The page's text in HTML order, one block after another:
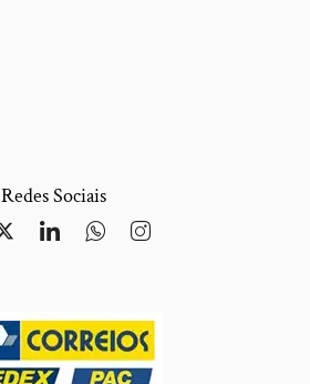
Redes Sociais